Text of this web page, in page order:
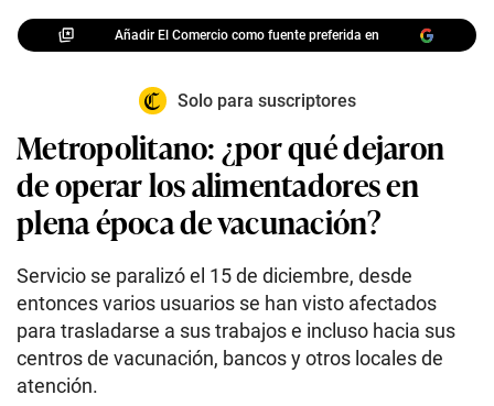
Añadir El Comercio como fuente preferida en
Solo para suscriptores
Metropolitano: ¿por qué dejaron
de operar los alimentadores en
plena época de vacunación?
Servicio se paralizó el 15 de diciembre, desde
entonces varios usuarios se han visto afectados
para trasladarse a sus trabajos e incluso hacia sus
centros de vacunación, bancos y otros locales de
atención.